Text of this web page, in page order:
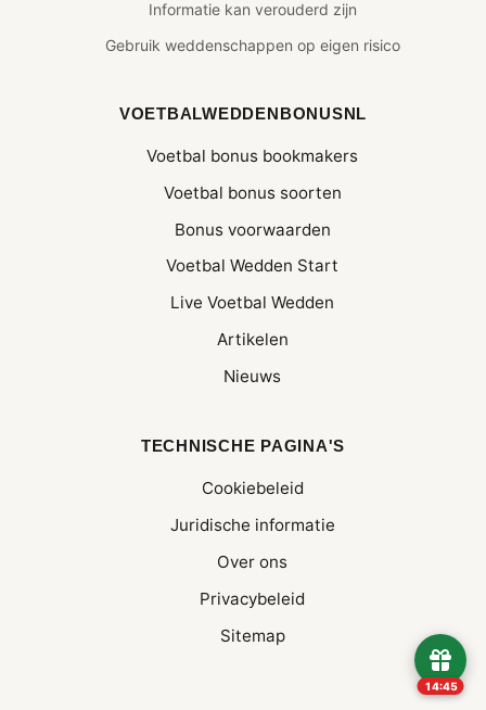
Informatie kan verouderd zijn
Gebruik weddenschappen op eigen risico
VOETBALWEDDENBONUSNL
Voetbal bonus bookmakers
Voetbal bonus soorten
Bonus voorwaarden
Voetbal Wedden Start
Live Voetbal Wedden
Artikelen
Nieuws
TECHNISCHE PAGINA'S
Cookiebeleid
Juridische informatie
Over ons
Privacybeleid
Sitemap
14:45